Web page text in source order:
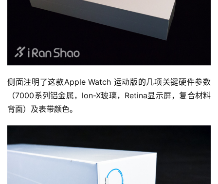
侧面注明了这款Apple Watch 运动版的几项关键硬件参数
（7000系列铝金属，lon-X玻璃，Retina显示屏，复合材料
背面）及表带颜色。